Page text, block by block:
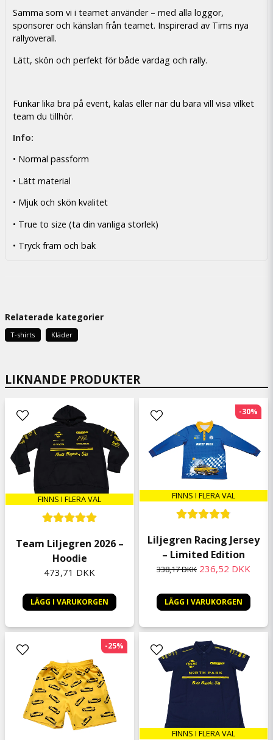
Samma som vi i teamet använder – med alla loggor,
sponsorer och känslan från teamet. Inspirerad av Tims nya
rallyoverall.
Lätt, skön och perfekt för både vardag och rally.
Funkar lika bra på event, kalas eller när du bara vill visa vilket
team du tillhör.
Info:
• Normal passform
• Lätt material
• Mjuk och skön kvalitet
• True to size (ta din vanliga storlek)
• Tryck fram och bak
LIKNANDE PRODUKTER
FINNS I FLERA VAL
Team Liljegren 2026 –
Hoodie
473,71 DKK
LÄGG I VARUKORGEN
FINNS I FLERA VAL
Liljegren Racing Jersey
– Limited Edition
338,17 DKK 236,52 DKK
LÄGG I VARUKORGEN
-30%
-25%
FINNS I FLERA VAL
Relaterade kategorier
T-shirts Kläder